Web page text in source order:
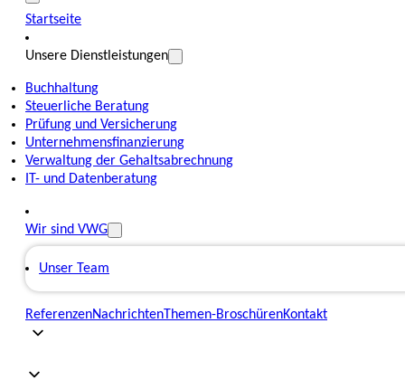
Startseite
Unsere Dienstleistungen
Buchhaltung
Steuerliche Beratung
Prüfung und Versicherung
Unternehmensfinanzierung
Verwaltung der Gehaltsabrechnung
IT- und Datenberatung
Wir sind VWG
Unser Team
ReferenzenNachrichtenThemen-BroschürenKontakt